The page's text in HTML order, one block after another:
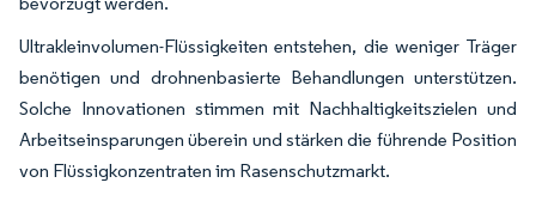
Ultrakleinvolumen-Flüssigkeiten entstehen, die weniger Träger
benötigen und drohnenbasierte Behandlungen unterstützen.
Solche Innovationen stimmen mit Nachhaltigkeitszielen und
Arbeitseinsparungen überein und stärken die führende Position
von Flüssigkonzentraten im Rasenschutzmarkt.